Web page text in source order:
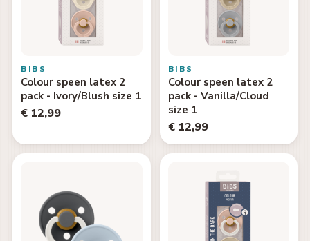
BIBS
Colour speen latex 2
pack - Ivory/Blush size 1
€ 12,99
BIBS
Colour speen latex 2
pack - Vanilla/Cloud
size 1
€ 12,99